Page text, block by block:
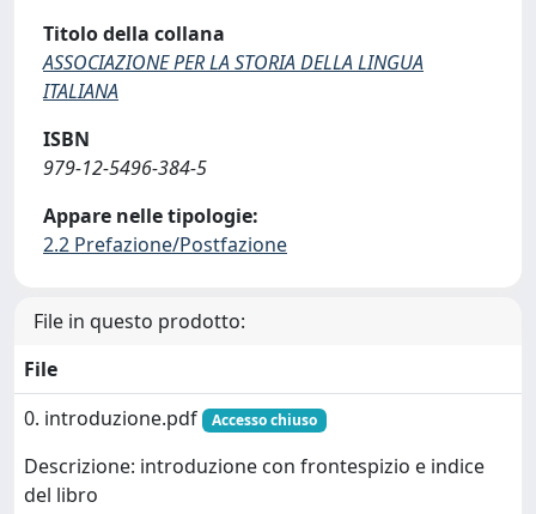
Titolo della collana
ASSOCIAZIONE PER LA STORIA DELLA LINGUA
ITALIANA
ISBN
979-12-5496-384-5
Appare nelle tipologie:
2.2 Prefazione/Postfazione
File in questo prodotto:
File
0. introduzione.pdf
Accesso chiuso
Descrizione: introduzione con frontespizio e indice
del libro